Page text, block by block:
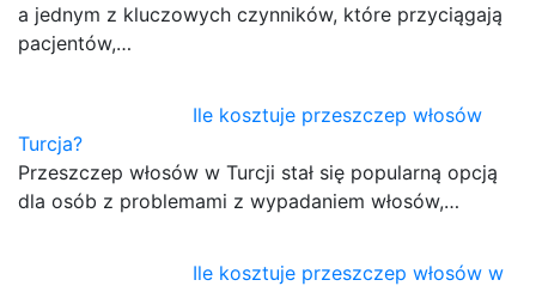
a jednym z kluczowych czynników, które przyciągają
pacjentów,…
Ile kosztuje przeszczep włosów
Turcja?
Przeszczep włosów w Turcji stał się popularną opcją
dla osób z problemami z wypadaniem włosów,…
Ile kosztuje przeszczep włosów w